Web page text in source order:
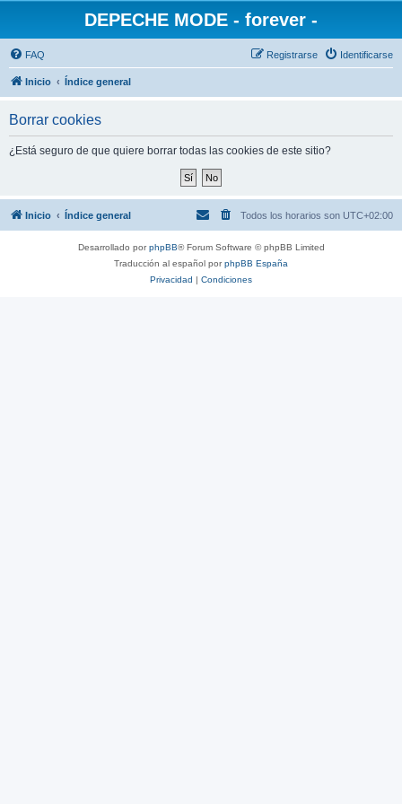
DEPECHE MODE - forever -
FAQ Identificarse
Registrarse
Inicio Índice general
Borrar cookies
¿Está seguro de que quiere borrar todas las cookies de este sitio?
Inicio Índice general Todos los horarios son UTC+02:00
Desarrollado porphpBB® Forum Software © phpBB Limited
Traducción al español porphpBB España
Privacidad | Condiciones